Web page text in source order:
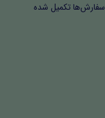
سفارش‌ها تکمیل شده